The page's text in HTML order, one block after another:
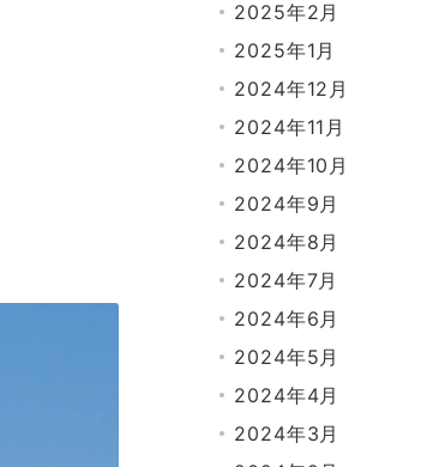
2025年2月
2025年1月
2024年12月
2024年11月
2024年10月
2024年9月
2024年8月
2024年7月
2024年6月
2024年5月
2024年4月
2024年3月